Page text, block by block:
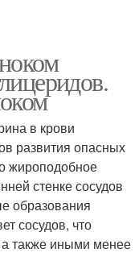
в крови
развития опасных
жироподобное
стенке сосудов
образования
сосудов, что
также иными менее